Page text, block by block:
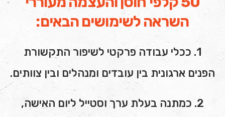
השראה לשימושים הבאים:
1. ככלי עבודה פרקטי לשיפור התקשורת
הפנים ארגונית בין עובדים ומנהלים ובין צוותים.
2. כמתנה בעלת ערך וסטייל ליום האישה,